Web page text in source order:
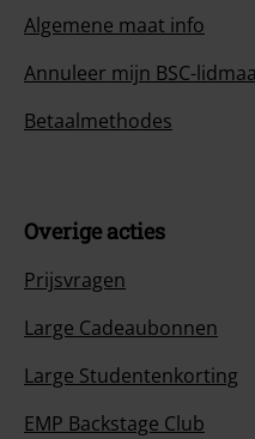
Algemene maat info
Annuleer mijn BSC-
Betaalmethodes
Overige acties
Prijsvragen
Large Cadeaubonnen
Large Studentenkorting
EMP Backstage Club